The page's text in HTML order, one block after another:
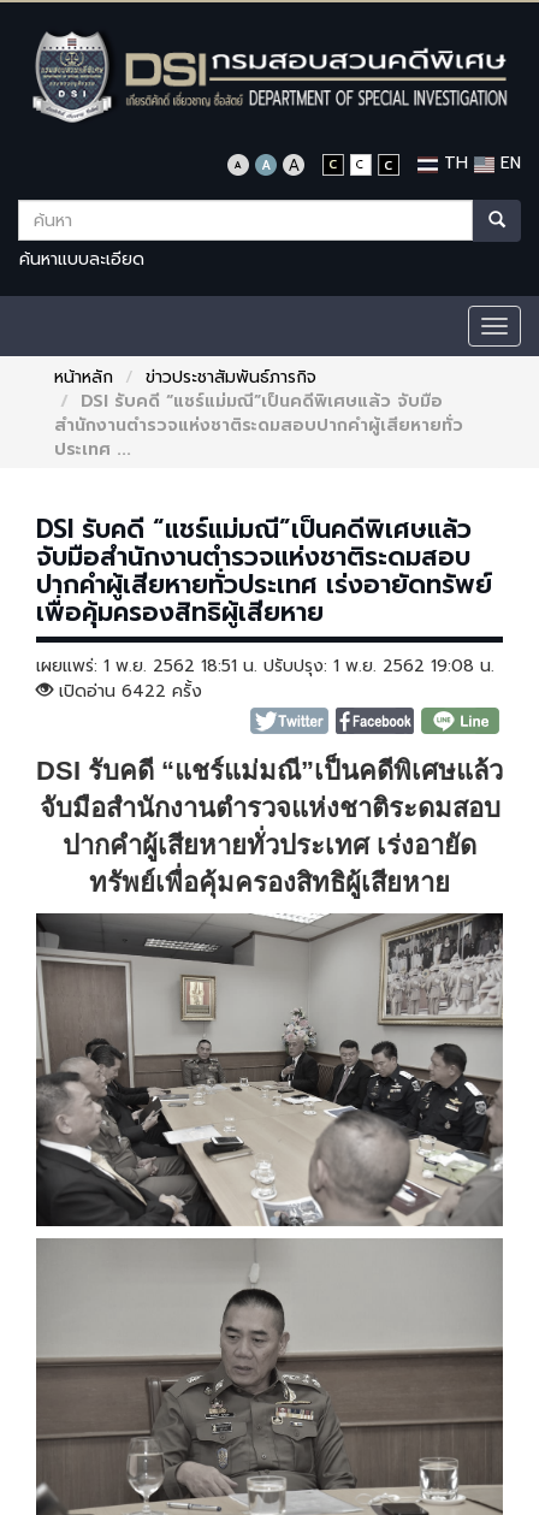
TH EN
ค้นหาแบบละเอียด
หน้าหลัก
ข่าวประชาสัมพันธ์ภารกิจ
DSI รับคดี “แชร์แม่มณี”เป็นคดีพิเศษแล้ว จับมือ
สำนักงานตำรวจแห่งชาติระดมสอบปากคำผู้เสียหายทั่ว
ประเทศ ...
DSI รับคดี “แชร์แม่มณี”เป็นคดีพิเศษแล้ว
จับมือสำนักงานตำรวจแห่งชาติระดมสอบ
ปากคำผู้เสียหายทั่วประเทศ เร่งอายัดทรัพย์
เพื่อคุ้มครองสิทธิผู้เสียหาย
เผยแพร่: 1 พ.ย. 2562 18:51 น. ปรับปรุง: 1 พ.ย. 2562 19:08 น.
เปิดอ่าน 6422 ครั้ง
DSI รับคดี “แชร์แม่มณี”เป็นคดีพิเศษแล้ว
จับมือสำนักงานตำรวจแห่งชาติระดมสอบ
ปากคำผู้เสียหายทั่วประเทศ เร่งอายัด
ทรัพย์เพื่อคุ้มครองสิทธิผู้เสียหาย